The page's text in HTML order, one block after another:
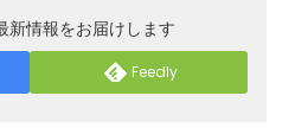
新情報をお届けします
Feedly